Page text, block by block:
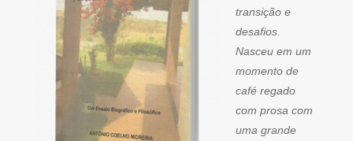
transição e
desafios.
Nasceu em um
momento de
café regado
com prosa com
uma grande